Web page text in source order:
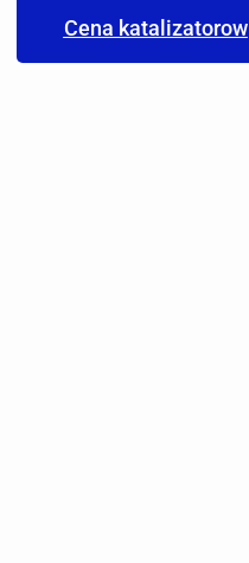
Cena katalizatorow